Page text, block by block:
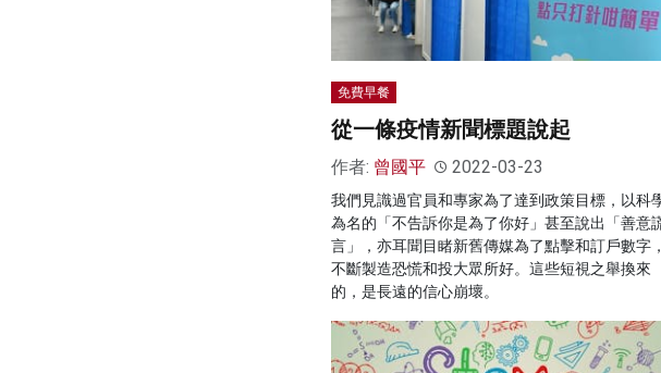
免費早餐
從一條疫情新聞標題說起
作者: 曾國平 2022-03-23
我們見識過官員和專家為了達到政策目標，以科
為名的「不告訴你是為了你好」甚至說出「善意
言」，亦耳聞目睹新舊傳媒為了點擊和訂戶數字，
不斷製造恐慌和投大眾所好。這些短視之舉換來
的，是長遠的信心崩壞。